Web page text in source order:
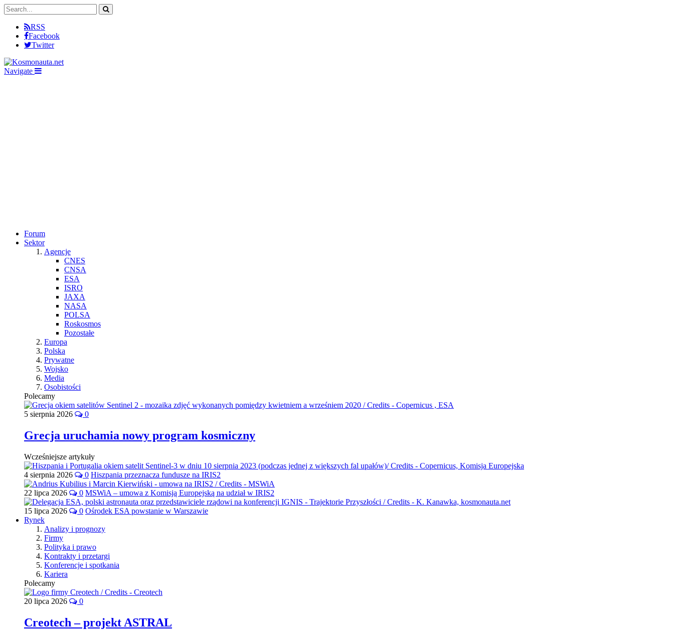
RSS
Facebook
Twitter
Navigate
Forum
Sektor
Agencje
CNES
CNSA
ESA
ISRO
JAXA
NASA
POLSA
Roskosmos
Pozostałe
Europa
Polska
Prywatne
Wojsko
Media
Osobistości
Polecamy
5 sierpnia 2026 0
Grecja uruchamia nowy program kosmiczny
Wcześniejsze artykuły
4 sierpnia 2026 0 Hiszpania przeznacza fundusze na IRIS2
22 lipca 2026 0 MSWiA – umowa z Komisją Europejską na udział w IRIS2
15 lipca 2026 0 Ośrodek ESA powstanie w Warszawie
Rynek
Analizy i prognozy
Firmy
Polityka i prawo
Kontrakty i przetargi
Konferencje i spotkania
Kariera
Polecamy
20 lipca 2026 0
Creotech – projekt ASTRAL